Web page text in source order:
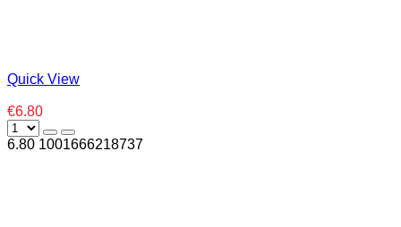
Quick View
€6.80
6.80 1001666218737